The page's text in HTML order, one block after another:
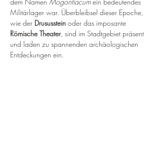
Militärlager war. Überbleibsel dieser Epoche,
wie der Drususstein oder das imposante
Römische Theater, sind im Stadtgebiet präsent
und laden zu spannenden archäologischen
Entdeckungen ein.